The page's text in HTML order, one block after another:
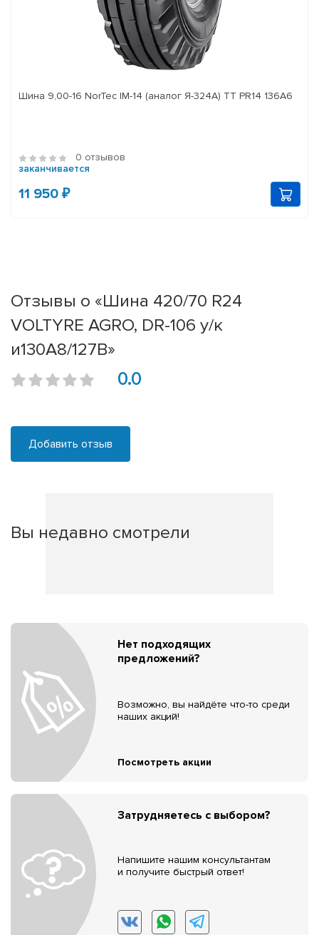
Шина 9,00-16 NorTec IM-14 (аналог Я-324А) ТТ PR14 136А6
0 отзывов
заканчивается
11 950 ₽
Отзывы о «Шина 420/70 R24
VOLTYRE AGRO, DR-106 у/к
и130A8/127B»
0.0
Добавить отзыв
Вы недавно смотрели
Нет подходящих
предложений?
Возможно, вы найдёте что-то среди
наших акций!
Посмотреть акции
Затрудняетесь с выбором?
Напишите нашим консультантам
и получите быстрый ответ!